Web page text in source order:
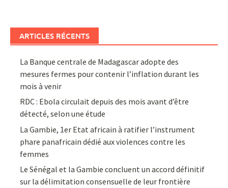
ARTICLES RÉCENTS
La Banque centrale de Madagascar adopte des
mesures fermes pour contenir l’inflation durant les
mois à venir
RDC : Ebola circulait depuis des mois avant d’être
détecté, selon une étude
La Gambie, 1er Etat africain à ratifier l’instrument
phare panafricain dédié aux violences contre les
femmes
Le Sénégal et la Gambie concluent un accord définitif
sur la délimitation consensuelle de leur frontière